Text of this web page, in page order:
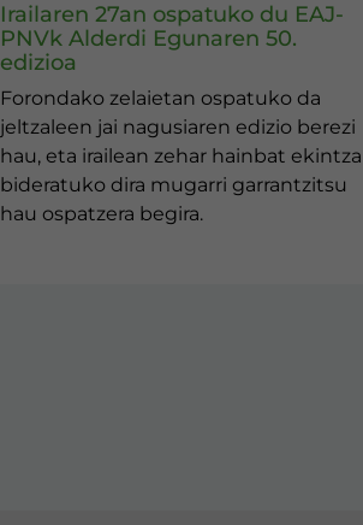
Irailaren 27an ospatuko du EAJ-
PNVk Alderdi Egunaren 50.
edizioa
Forondako zelaietan ospatuko da
jeltzaleen jai nagusiaren edizio berezi
hau, eta irailean zehar hainbat ekintza
bideratuko dira mugarri garrantzitsu
hau ospatzera begira.